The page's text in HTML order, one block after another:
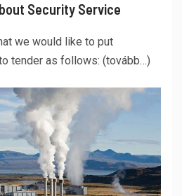
Security Service
we would like to put
tender as follows: (tovább…)